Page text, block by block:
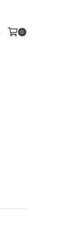
0